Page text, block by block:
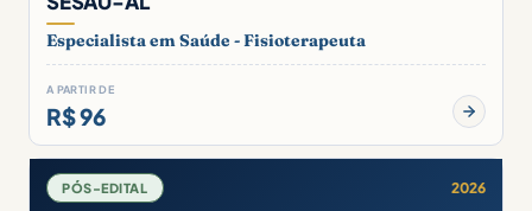
Especialista em Saúde - Fisioterapeuta
A PARTIR DE
R$ 96
PÓS-EDITAL 2026